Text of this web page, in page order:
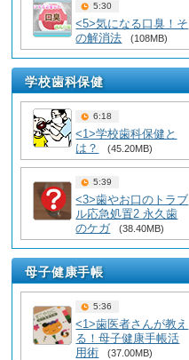
5:30
<5>気になる口臭！そ
の解消法
(108MB)
学校歯科保健
6:18
<1>学校歯科保健と
は？
(45.20MB)
5:39
<3>歯やお口のトラブ
ル応急処置2 永久歯
のケガ
(38.40MB)
母子健康手帳
5:36
<1>歯医者さんが教え
る！母子健康手帳活
用術
(37.00MB)